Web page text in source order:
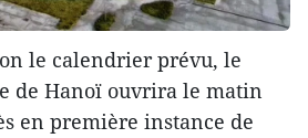
le calendrier prévu, le
de Hanoï ouvrira le matin
en première instance de